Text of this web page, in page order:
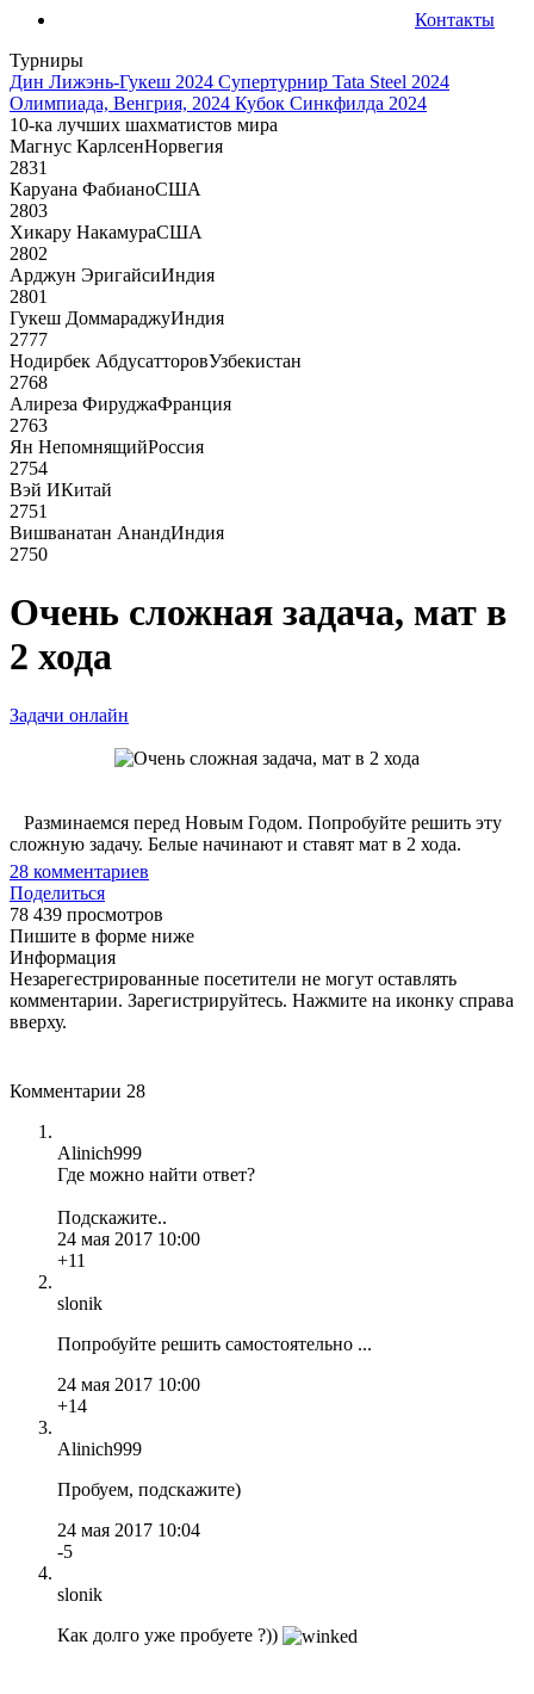
Контакты
Турниры
Дин Лижэнь-Гукеш 2024 Супертурнир Tata Steel 2024
Олимпиада, Венгрия, 2024 Кубок Синкфилда 2024
10-ка лучших шахматистов мира
Магнус КарлсенНорвегия
2831
Каруана ФабианоСША
2803
Хикару НакамураСША
2802
Арджун ЭригайсиИндия
2801
Гукеш ДоммараджуИндия
2777
Нодирбек АбдусатторовУзбекистан
2768
Алиреза ФируджаФранция
2763
Ян НепомнящийРоссия
2754
Вэй ИКитай
2751
Вишванатан АнандИндия
2750
Очень сложная задача, мат в
2 хода
Задачи онлайн
Разминаемся перед Новым Годом. Попробуйте решить эту
сложную задачу. Белые начинают и ставят мат в 2 хода.
28 комментариев
Поделиться
78 439 просмотров
Пишите в форме ниже
Информация
Незарегестрированные посетители не могут оставлять
комментарии. Зарегистрируйтесь. Нажмите на иконку справа
вверху.
Комментарии 28
Alinich999
Где можно найти ответ?
Подскажите..
24 мая 2017 10:00
+11
slonik
Попробуйте решить самостоятельно ...
24 мая 2017 10:00
+14
Alinich999
Пробуем, подскажите)
24 мая 2017 10:04
-5
slonik
Как долго уже пробуете ?))